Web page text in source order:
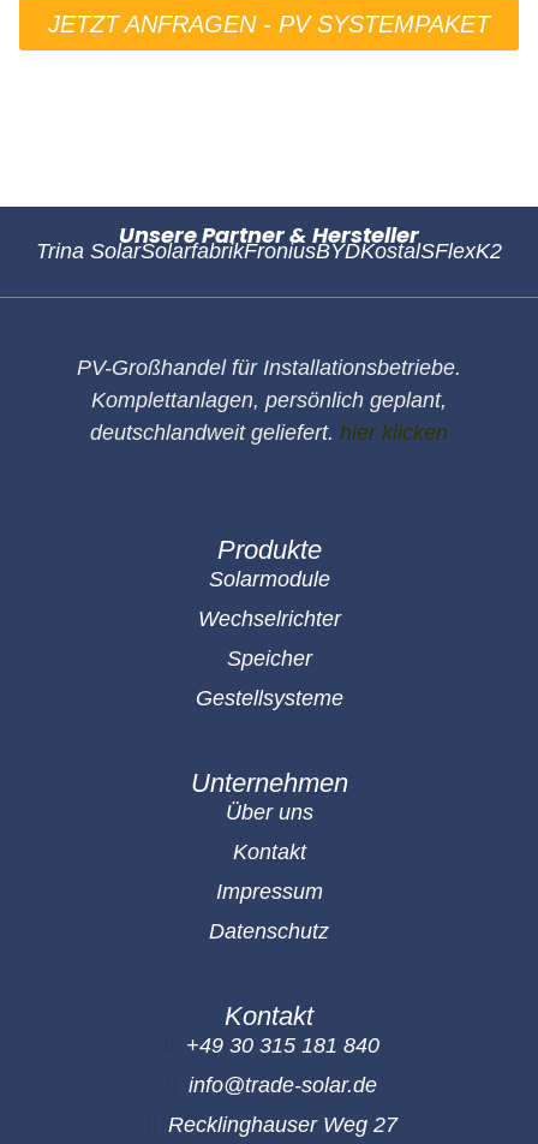
JETZT ANFRAGEN - PV SYSTEMPAKET
Unsere Partner & Hersteller
Trina SolarSolarfabrikFroniusBYDKostalSFlexK2
PV-Großhandel für Installationsbetriebe.
Komplettanlagen, persönlich geplant,
deutschlandweit geliefert. hier klicken
Produkte
Solarmodule
Wechselrichter
Speicher
Gestellsysteme
Unternehmen
Über uns
Kontakt
Impressum
Datenschutz
Kontakt
+49 30 315 181 840
info@trade-solar.de
Recklinghauser Weg 27